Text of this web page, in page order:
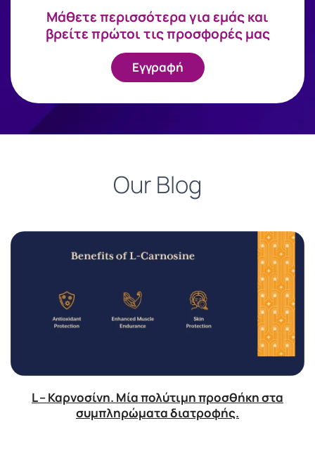
Mάθετε περισσότερα για εμάς και
βρείτε πρώτοι τις προσφορές μας
Εγγραφή
Our Blog
L – Καρνοσίνη. Μία πολύτιμη προσθήκη στα
συμπληρώματα διατροφής.